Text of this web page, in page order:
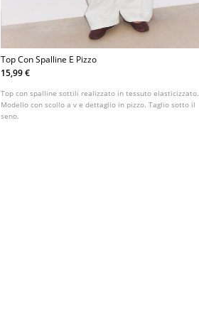
Top Con Spalline E Pizzo
15,99 €
Top con spalline sottili realizzato in tessuto elasticizzato.
Modello con scollo a v e dettaglio in pizzo. Taglio sotto il
seno.